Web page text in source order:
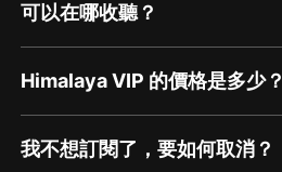
可以在哪收聽？
Himalaya VIP 的價格是多少？
我不想訂閱了，要如何取消？